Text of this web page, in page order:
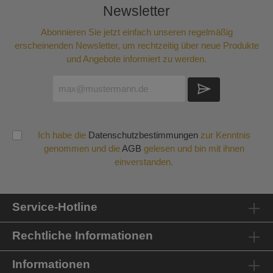
Newsletter
Abonnieren Sie jetzt einfach unseren regelmäßig
erscheinenden Newsletter, um rechtzeitig über neue Produkte
und Angebote informiert zu werden.
Ich habe die Datenschutzbestimmungenzur Kenntnis
genommen und dieAGB gelesen und bin mit ihnen
einverstanden.
Service-Hotline
Rechtliche Informationen
Informationen